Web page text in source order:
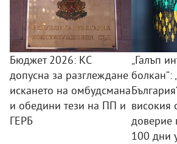
Бюджет 2026: КС
допусна за разглеждане
искането на омбудсмана
и обедини тези на ПП и
ГЕРБ
„Галъп
болкан“:
високия
доверие
100 дни